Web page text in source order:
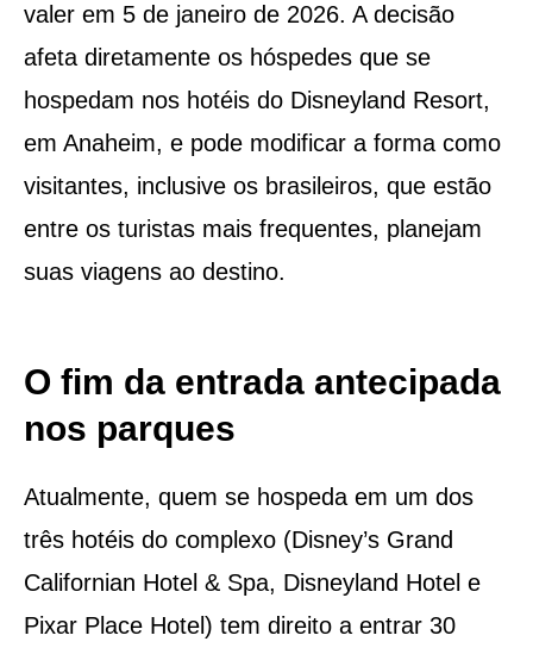
valer em 5 de janeiro de 2026. A decisão
afeta diretamente os hóspedes que se
hospedam nos hotéis do Disneyland Resort,
em Anaheim, e pode modificar a forma como
visitantes, inclusive os brasileiros, que estão
entre os turistas mais frequentes, planejam
suas viagens ao destino.
O fim da entrada antecipada
nos parques
Atualmente, quem se hospeda em um dos
três hotéis do complexo (Disney’s Grand
Californian Hotel & Spa, Disneyland Hotel e
Pixar Place Hotel) tem direito a entrar 30